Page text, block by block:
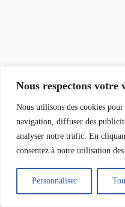
Nous respectons votre
Nous utilisons des cookies
navigation, diffuser des
analyser notre trafic. En
consentez à notre utilisation
Personnaliser
Copyright © 2026 -CNFM-